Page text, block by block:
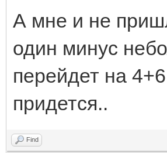
А мне и не
один минус
перейдет на
придется..
Find